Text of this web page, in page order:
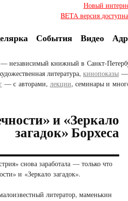
Новый
BETA версия
События Видео
— независимый книжный в Санкт-
литература, кинопоказы —
— с авторами, лекции, семинары и
и «Зеркало
загадок» Борхеса
снова заработала — только что
и «Зеркало загадок».
литератор, маменькин